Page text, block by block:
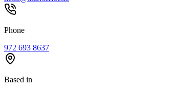
Phone
972 693 8637
Based in